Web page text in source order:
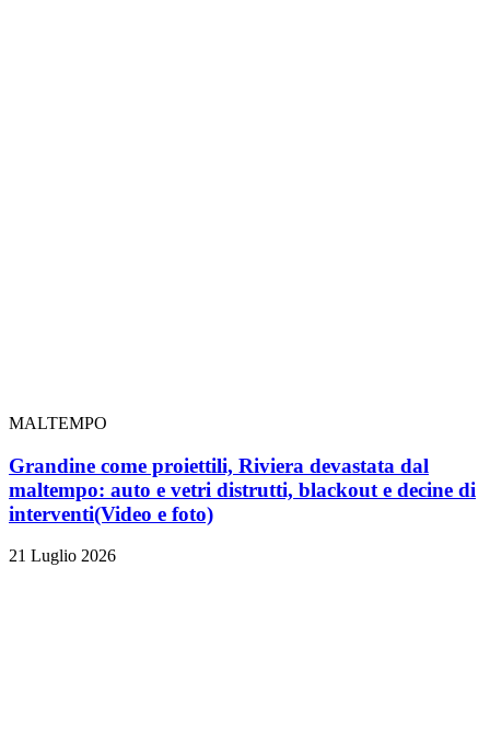
MALTEMPO
Grandine come proiettili, Riviera devastata dal
maltempo: auto e vetri distrutti, blackout e decine di
interventi(Video e foto)
21 Luglio 2026